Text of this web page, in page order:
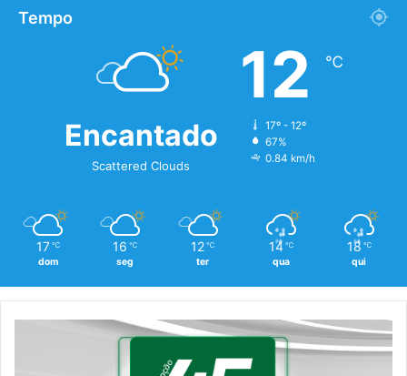
Tempo
Encantado
Scattered Clouds
12 ℃
17º - 12º
67%
0.84 km/h
17 ℃
dom
16 ℃
seg
12 ℃
ter
14 ℃
qua
18 ℃
qui